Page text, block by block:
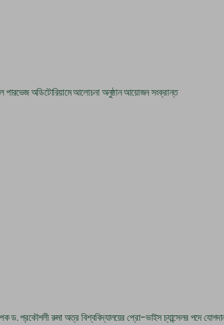
পারভেজ অডিটোরিয়ামে আলোচনা অনুষ্ঠান আয়োজন সংক্রান্ত
ড. প্রকৌশলী রুমা অত্র বিশ্ববিদ্যালয়ের প্রো-ভাইস চ্যান্সেলর পদে